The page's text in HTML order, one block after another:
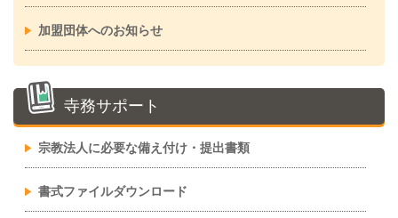
加盟団体へのお知らせ
寺務サポート
宗教法人に必要な備え付け・提出書類
書式ファイルダウンロード